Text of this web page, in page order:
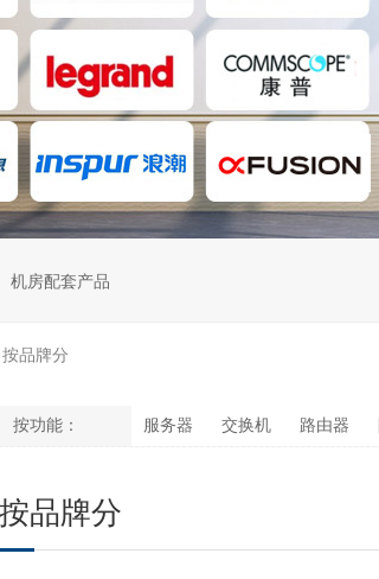
机房配套产品
按品牌分
按功能： 服务器 交换机 路由器
按品牌分